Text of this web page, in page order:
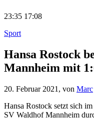
23:35 17:08
Sport
Hansa Rostock
Mannheim mit
20. Februar 2021 , von Marc
Hansa Rostock setzt sich
SV Waldhof Mannheim